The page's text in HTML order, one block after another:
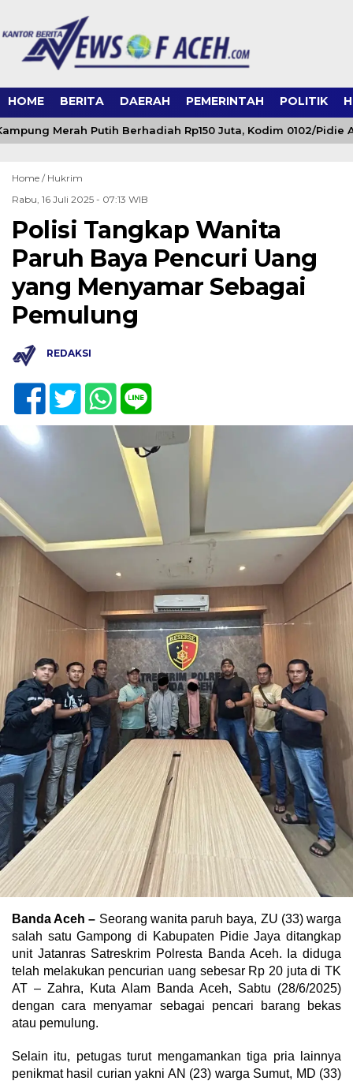
HOME BERITA DAERAH PEMERINTAH POLITIK
Merah Putih Berhadiah Rp150 Juta, Kodim 0102/Pidie
Home / Hukrim
Rabu, 16 Juli 2025 - 07:13 WIB
Polisi Tangkap Wanita
Paruh Baya Pencuri Uang
yang Menyamar Sebagai
Pemulung
REDAKSI
Banda Aceh – Seorang wanita paruh baya, ZU (33) warga
salah satu Gampong di Kabupaten Pidie Jaya ditangkap
unit Jatanras Satreskrim Polresta Banda Aceh. Ia diduga
telah melakukan pencurian uang sebesar Rp 20 juta di TK
AT – Zahra, Kuta Alam Banda Aceh, Sabtu (28/6/2025)
dengan cara menyamar sebagai pencari barang bekas
atau pemulung.
Selain itu, petugas turut mengamankan tiga pria lainnya
penikmat hasil curian yakni AN (23) warga Sumut, MD (33)